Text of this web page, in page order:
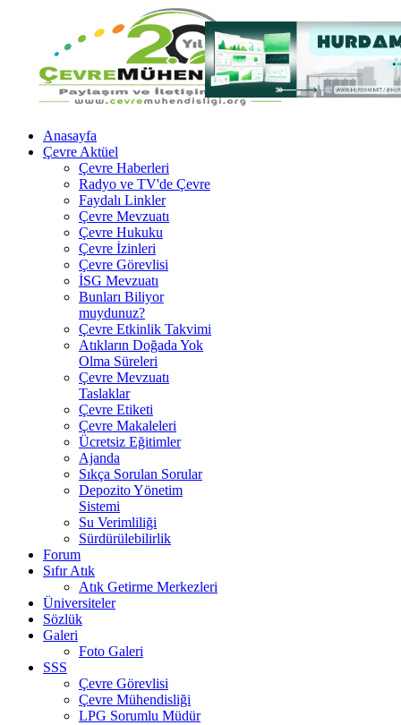
Anasayfa
Çevre Aktüel
Çevre Haberleri
Radyo ve TV'de Çevre
Faydalı Linkler
Çevre Mevzuatı
Çevre Hukuku
Çevre İzinleri
Çevre Görevlisi
İSG Mevzuatı
Bunları Biliyor
muydunuz?
Çevre Etkinlik Takvimi
Atıkların Doğada Yok
Olma Süreleri
Çevre Mevzuatı
Taslaklar
Çevre Etiketi
Çevre Makaleleri
Ücretsiz Eğitimler
Ajanda
Sıkça Sorulan Sorular
Depozito Yönetim
Sistemi
Su Verimliliği
Sürdürülebilirlik
Forum
Sıfır Atık
Atık Getirme Merkezleri
Üniversiteler
Sözlük
Galeri
Foto Galeri
SSS
Çevre Görevlisi
Çevre Mühendisliği
LPG Sorumlu Müdür